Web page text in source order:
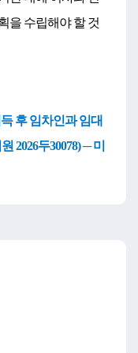
을 수립해야 할 것
후 임차인과 임대
2026두30078) ─ 미